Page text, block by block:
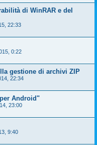
di WinRAR e del
22:33
0:22
gestione di archivi ZIP
22:34
Android"
23:00
9:40